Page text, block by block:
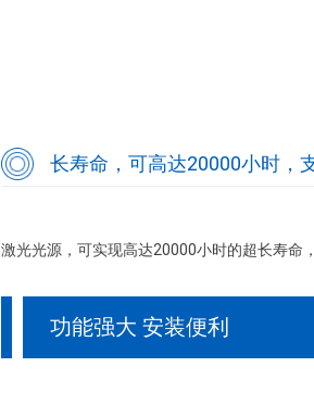
长寿命，可高达20000小时，
激光光源，可实现高达20000小时的超长寿命
功能强大 安装便利